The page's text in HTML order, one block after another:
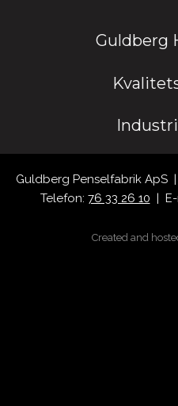
Guldberg
​Guldberg Penselfabrik
Telefon: 76 33 26 10 |
Created and